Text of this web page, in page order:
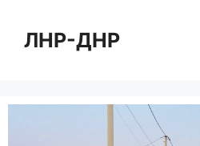
содержимому
ЛНР-ДНР